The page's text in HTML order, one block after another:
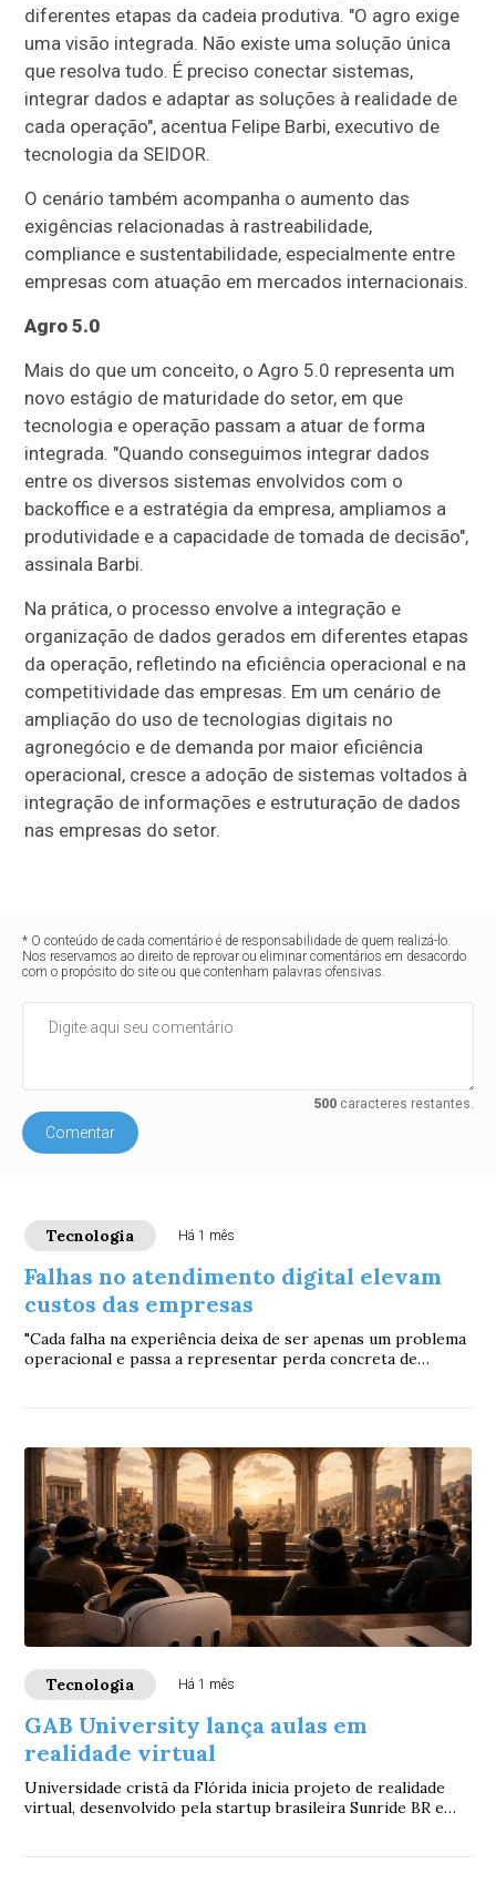
diferentes etapas da cadeia produtiva. "O agro exige
uma visão integrada. Não existe uma solução única
que resolva tudo. É preciso conectar sistemas,
integrar dados e adaptar as soluções à realidade de
cada operação", acentua Felipe Barbi, executivo de
tecnologia da SEIDOR.
O cenário também acompanha o aumento das
exigências relacionadas à rastreabilidade,
compliance e sustentabilidade, especialmente entre
empresas com atuação em mercados internacionais.
Agro 5.0
Mais do que um conceito, o Agro 5.0 representa um
novo estágio de maturidade do setor, em que
tecnologia e operação passam a atuar de forma
integrada. "Quando conseguimos integrar dados
entre os diversos sistemas envolvidos com o
backoffice e a estratégia da empresa, ampliamos a
produtividade e a capacidade de tomada de decisão",
assinala Barbi.
Na prática, o processo envolve a integração e
organização de dados gerados em diferentes etapas
da operação, refletindo na eficiência operacional e na
competitividade das empresas. Em um cenário de
ampliação do uso de tecnologias digitais no
agronegócio e de demanda por maior eficiência
operacional, cresce a adoção de sistemas voltados à
integração de informações e estruturação de dados
nas empresas do setor.
* O conteúdo de cada comentário é de responsabilidade de quem realizá-lo.
Nos reservamos ao direito de reprovar ou eliminar comentários em desacordo
com o propósito do site ou que contenham palavras ofensivas.
500caracteres restantes.
Comentar
Tecnologia Há 1 mês
Falhas no atendimento digital elevam
custos das empresas
"Cada falha na experiência deixa de ser apenas um problema
operacional e passa a representar perda concreta de
Tecnologia Há 1 mês
GAB University lança aulas em
realidade virtual
Universidade cristã da Flórida inicia projeto de realidade
virtual, desenvolvido pela startup brasileira Sunride BR e